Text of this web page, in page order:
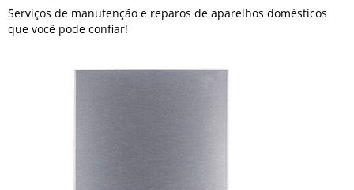
Serviços de manutenção e reparos de aparelhos domésticos
que você pode confiar!